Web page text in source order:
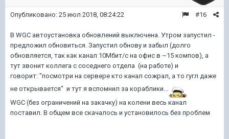
#16
Опубликовано: 25 июл 2018, 08:24:22
В WGC автоустановка обновлений выключена. Утром запустил -
предложил обновиться. Запустил обнову и забыл (долго
обновляется, так как канал 10Мбит/с на офис в ~15 компов), а
тут звонит коллега с соседнего отдела (на работе) и
говорит: "посмотри на сервере кто канал сожрал, а то гугл даже
не открывается" и тут я вспомнил за кораблики...
WGC (без ограничений на закачку) на колени весь канал
поставил. В общем все скачалось и установилось без проблем